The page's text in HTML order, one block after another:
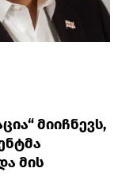
მიიჩნევს,
მის